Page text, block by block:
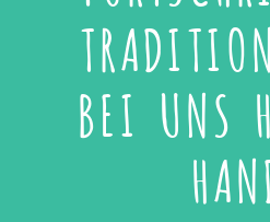
BEI UNS